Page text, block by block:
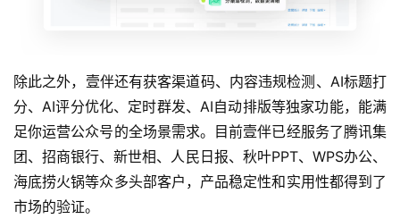
除此之外，壹伴还有获客渠道码、内容违规检测、AI标题打
分、AI评分优化、定时群发、AI自动排版等独家功能，能满
足你运营公众号的全场景需求。目前壹伴已经服务了腾讯集
团、招商银行、新世相、人民日报、秋叶PPT、WPS办公、
海底捞火锅等众多头部客户，产品稳定性和实用性都得到了
市场的验证。